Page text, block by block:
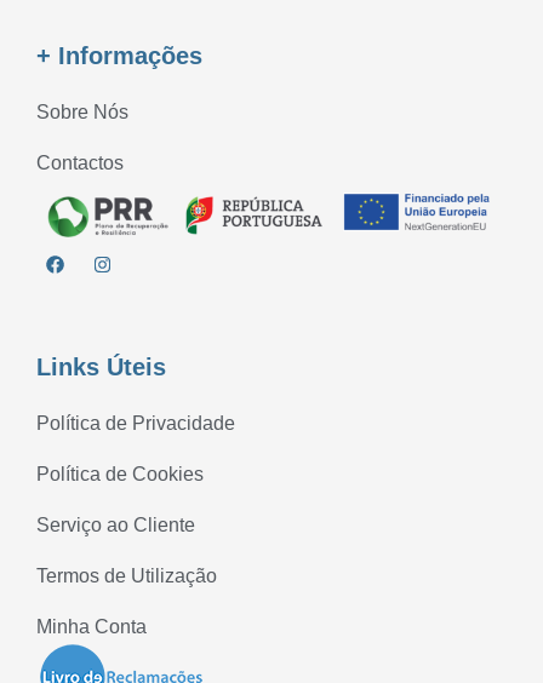
+ Informações
Sobre Nós
Contactos
Links Úteis
Política de Privacidade
Política de Cookies
Serviço ao Cliente
Termos de Utilização
Minha Conta